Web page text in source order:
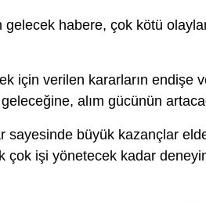
gelecek habere, çok kötü
için verilen kararların endişe
alım gücünün
sayesinde büyük kazançlar
çok işi yönetecek kadar